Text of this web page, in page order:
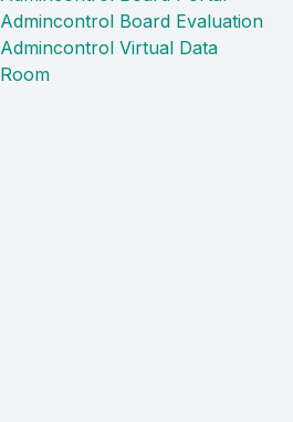
Admincontrol Board Evaluation
Admincontrol Virtual Data
Room